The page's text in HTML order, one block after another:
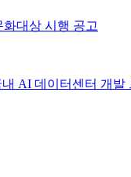
화대상 시행 공고
내 AI 데이터센터 개